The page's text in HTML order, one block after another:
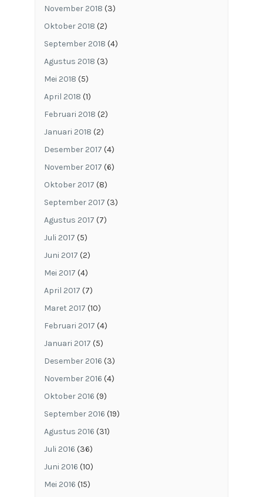
November 2018 (3)
Oktober 2018 (2)
September 2018 (4)
Agustus 2018 (3)
Mei 2018 (5)
April 2018 (1)
Februari 2018 (2)
Januari 2018 (2)
Desember 2017 (4)
November 2017 (6)
Oktober 2017 (8)
September 2017 (3)
Agustus 2017 (7)
Juli 2017 (5)
Juni 2017 (2)
Mei 2017 (4)
April 2017 (7)
Maret 2017 (10)
Februari 2017 (4)
Januari 2017 (5)
Desember 2016 (3)
November 2016 (4)
Oktober 2016 (9)
September 2016 (19)
Agustus 2016 (31)
Juli 2016 (36)
Juni 2016 (10)
Mei 2016 (15)